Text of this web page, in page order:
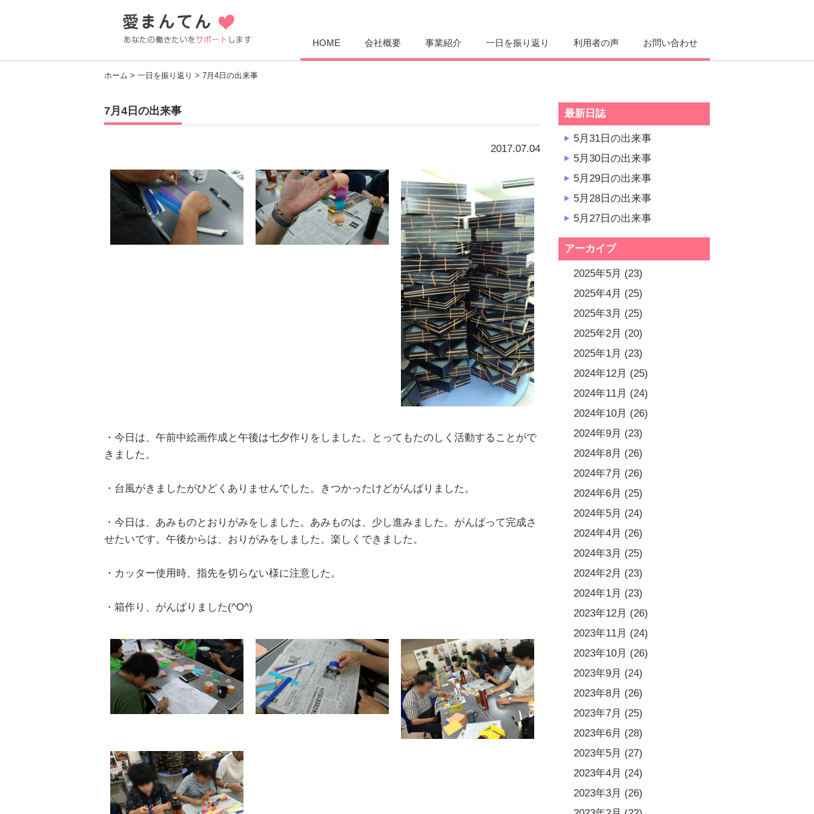
HOME 会社概要 事業紹介 一日を振り返り 利用者の声 お問い合わせ
ホーム > 一日を振り返り > 7月4日の出来事
7月4日の出来事
2017.07.04
・今日は、午前中絵画作成と午後は七夕作りをしました。とってもたのしく活動することがで
きました。
・台風がきましたがひどくありませんでした。きつかったけどがんばりました。
・今日は、あみものとおりがみをしました。あみものは、少し進みました。がんばって完成さ
せたいです。午後からは、おりがみをしました。楽しくできました。
・カッター使用時、指先を切らない様に注意した。
・箱作り、がんばりました(^O^)
最新日誌
5月31日の出来事
5月30日の出来事
5月29日の出来事
5月28日の出来事
5月27日の出来事
アーカイブ
2025年5月 (23)
2025年4月 (25)
2025年3月 (25)
2025年2月 (20)
2025年1月 (23)
2024年12月 (25)
2024年11月 (24)
2024年10月 (26)
2024年9月 (23)
2024年8月 (26)
2024年7月 (26)
2024年6月 (25)
2024年5月 (24)
2024年4月 (26)
2024年3月 (25)
2024年2月 (23)
2024年1月 (23)
2023年12月 (26)
2023年11月 (24)
2023年10月 (26)
2023年9月 (24)
2023年8月 (26)
2023年7月 (25)
2023年6月 (28)
2023年5月 (27)
2023年4月 (24)
2023年3月 (26)